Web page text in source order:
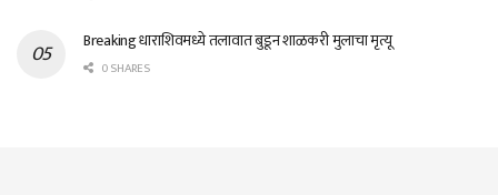
Breaking धाराशिवमध्ये तलावात बुडून शाळकरी मुलाचा मृत्यू
0 SHARES